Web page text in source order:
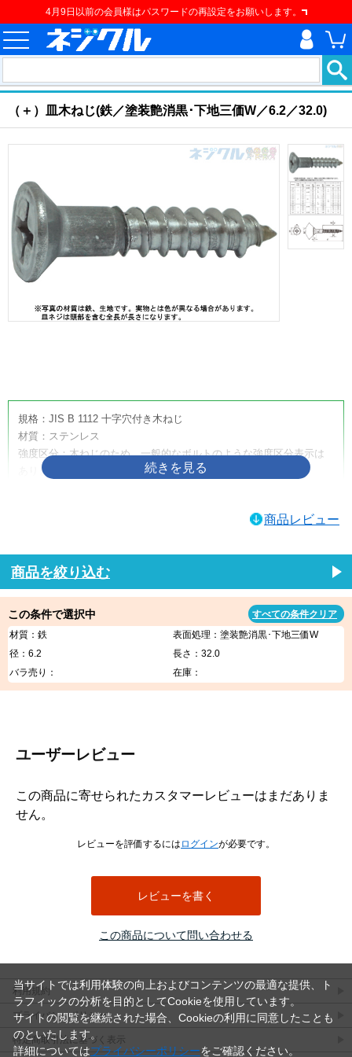
4月9日以前の会員様はパスワードの再設定をお願いします。
（＋）皿木ねじ(鉄／塗装艶消黒･下地三価W／6.2／32.0)
規格：JIS B 1112 十字穴付き木ねじ
材質：ステンレス
強度区分：木ねじのため、一般的なボルトのような強度区分表示は
ありません。
利用方法・用途・特徴：（＋）皿木ねじは、木材へ締め付けるため
ぐりを設けることで頭部を沈めやすく、取付面をすっきり仕上げた
い箇所に適しています。家具、建具、内装材、木工品、木製部材の
固定などに使用されます。
（＋）皿木ねじの商品説明
（＋）皿木ねじは、木材への締結に使用する代表的な木ねじです。
十字穴付きのため一般的なプラスドライバーや電動工具で作業しや
すく、木材同士の固定、金具の取り付け、家具・建具・内装部材の
座ぐりを行うことで、頭部を相手材に沈めて納めることができ、見
じは頭部を含めた全長が長さ寸法になります。
材質はステンレスで、表面処理は生地です。ステンレスはさびにく
さを重視したい場所に向いており、屋内の木工用途はもちろん、湿
気の影響を受けやすい場所での使用にも適しています。生地仕上げ
選定時は、ねじ径、長さ、取付材の厚み、相手材の硬さを確認して
ください。木材の割れを防ぎたい場合や硬い木材へ使用する場合
は長さのある木ねじのため、厚みのある木材やしっかり固定したい
箇所で使いやすいサイズです。
（＋）皿木ねじ 寸法表（単位：mm）
呼び
径
十字
穴
d
d許容
差
dk
dk許
容差
K
K許容
差
m最
大
1.8 1 1.8 ±0.05
-0.2
商品レビュー
この商品について問い合わせる
商品を絞り込む
この条件で選択中
すべての条件クリア
材質：鉄
表面処理：塗装艶消黒･下地三価W
径：6.2
長さ：32.0
バラ売り：
在庫：
ユーザーレビュー
この商品に寄せられたカスタマーレビューはまだありま
せん。
レビューを評価するには ログインが必要です。
レビューを書く
利用規約
プライバシーポリシー
特定商取引法に基づく表示
当サイトでは利用体験の向上およびコンテンツの最適な提供、ト
ラフィックの分析を目的としてCookieを使用しています。
サイトの閲覧を継続された場合、Cookieの利用に同意したことも
のといたします。
詳細についてはプライバシーポリシーをご確認ください。